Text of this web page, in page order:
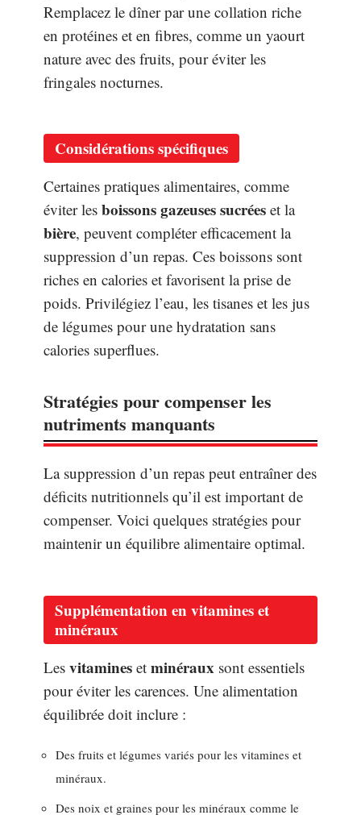
Remplacez le dîner par une collation riche
en protéines et en fibres, comme un yaourt
nature avec des fruits, pour éviter les
fringales nocturnes.
Considérations spécifiques
Certaines pratiques alimentaires, comme
éviter les boissons gazeuses sucrées et la
bière, peuvent compléter efficacement la
suppression d’un repas. Ces boissons sont
riches en calories et favorisent la prise de
poids. Privilégiez l’eau, les tisanes et les jus
de légumes pour une hydratation sans
calories superflues.
Stratégies pour compenser les
nutriments manquants
La suppression d’un repas peut entraîner des
déficits nutritionnels qu’il est important de
compenser. Voici quelques stratégies pour
maintenir un équilibre alimentaire optimal.
Supplémentation en vitamines et
minéraux
Les vitamines et minéraux sont essentiels
pour éviter les carences. Une alimentation
équilibrée doit inclure :
Des fruits et légumes variés pour les vitamines et
minéraux.
Des noix et graines pour les minéraux comme le